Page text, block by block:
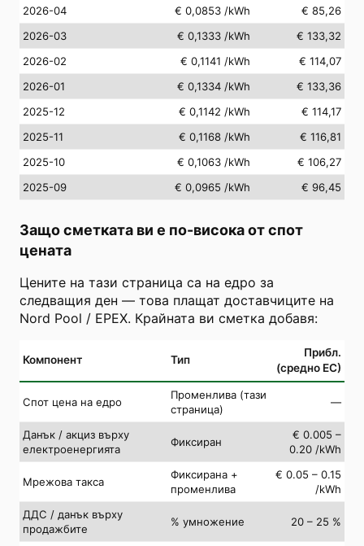
2026-04
€ 0,0853 /kWh
€ 85,26
2026-03
€ 0,1333 /kWh
€ 133,32
2026-02
€ 0,1141 /kWh
€ 114,07
2026-01
€ 0,1334 /kWh
€ 133,36
2025-12
€ 0,1142 /kWh
€ 114,17
2025-11
€ 0,1168 /kWh
€ 116,81
2025-10
€ 0,1063 /kWh
€ 106,27
2025-09
€ 0,0965 /kWh € 96,45
Защо сметката ви е по-висока от спот
цената
Цените на тази страница са на едро за
следващия ден — това плащат доставчиците на
Nord Pool / EPEX. Крайната ви сметка добавя:
Компонент Тип
Прибл.
(средно ЕС)
Спот цена на едро
Променлива (тази
страница)
—
Данък / акциз върху
електроенергията
Фиксиран
€ 0.005 –
0.20 /kWh
Мрежова такса
Фиксирана +
променлива
€ 0.05 – 0.15
/kWh
ДДС / данък върху
продажбите
% умножение 20 – 25 %